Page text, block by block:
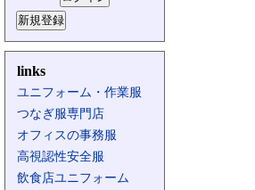
links
ユニフォーム・作業服
つなぎ服専門店
オフィスの事務服
高視認性安全服
飲食店ユニフォーム